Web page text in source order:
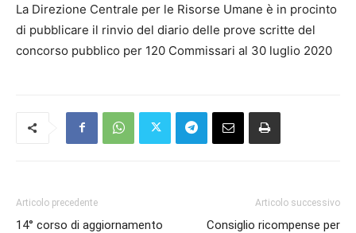
La Direzione Centrale per le Risorse Umane è in procinto
di pubblicare il rinvio del diario delle prove scritte del
concorso pubblico per 120 Commissari al 30 luglio 2020
Articolo precedente
14° corso di aggiornamento
Articolo successivo
Consiglio ricompense per